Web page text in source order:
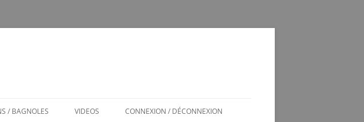
/ BAGNOLES VIDEOS CONNEXION / DÉCONNEXION